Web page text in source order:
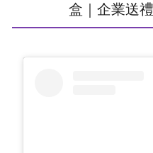
盒｜企業送